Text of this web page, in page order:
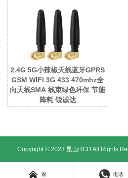
2.4G 5G小辣椒天线蓝牙GPRS
GSM WIFI 3G 433 470mhz全
向天线SMA 线束绿色环保 节能
降耗 锐诚达
Copyright © 2023 昆山RCD All Rights
 家  电话